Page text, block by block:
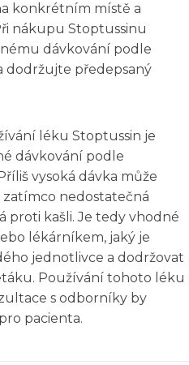
konkrétním místě a
nákupu Stoptussinu
dávkování podle
předepsaný
léku Stoptussin je
dávkování podle
vysoká dávka může
nedostatečná
proti kašli. Je tedy vhodné
lékárníkem, jaký je
jednotlivce a dodržovat
Používání tohoto léku
s odborníky by
pacienta.